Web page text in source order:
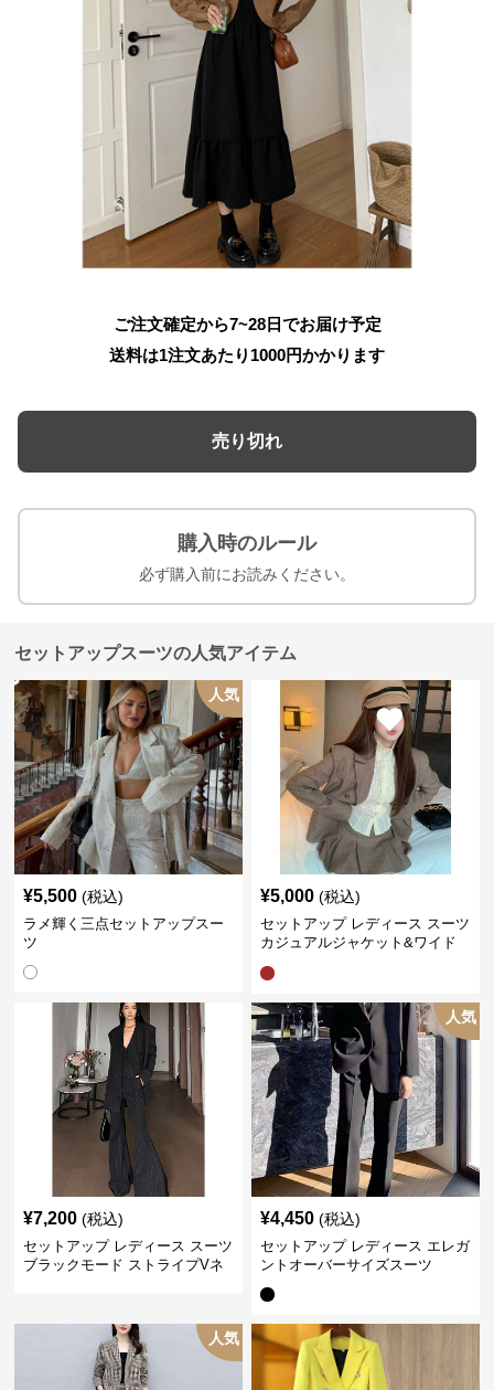
ご注文確定から7~28日でお届け予定
送料は1注文あたり 1000円かかります
売り切れ
購入時のルール
必ず購入前にお読みください。
セットアップスーツの人気アイテム
人気
¥5,500 (税込)
ラメ輝く三点セットアップスー
ツ
¥5,000 (税込)
セットアップ レディース スーツ
カジュアルジャケット&ワイド
¥7,200 (税込)
セットアップ レディース スーツ
ブラックモード ストライプVネ
人気
¥4,450 (税込)
セットアップ レディース エレガ
ントオーバーサイズスーツ
人気